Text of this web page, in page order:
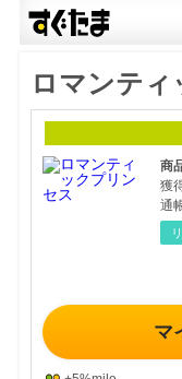
ロマンティ
商
獲
通
マ